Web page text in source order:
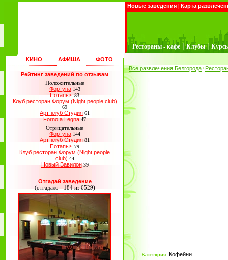
Новые заведения | Карта
Рестораны - кафе | Клубы |
КИНО АФИША ФОТО
Рейтинг заведений по отзывам
Положительные
Фортуна 143
Потапыч 83
Клуб ресторан Форум (Night people club)
69
Арт-клуб Студия 61
Forno a Legna 47
Отрицательные
Фортуна 144
Арт-клуб Студия 81
Потапыч 79
Клуб ресторан Форум (Night people
club) 44
Новый Вавилон 39
Отгадай заведение
(отгадало - 184 из 6529)
Все развлечения Белгорода /
Категория: Кофейни